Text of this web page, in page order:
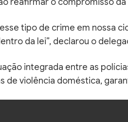
tipo de crime em nossa
da lei”, declarou o
integrada entre as
de violência doméstica,